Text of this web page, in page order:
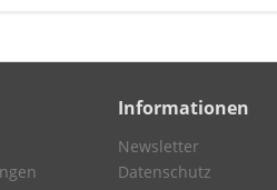
Informationen
Newsletter
Datenschutz